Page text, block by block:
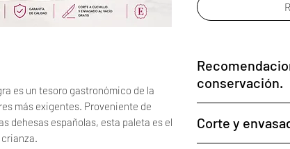
es un tesoro gastronómico de la
más exigentes. Proveniente de
dehesas españolas, esta paleta es el
conservación.
No exponer la
Una vez abierto,
Corte y